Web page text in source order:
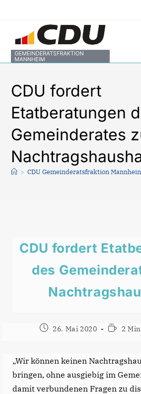
CDU fordert
Etatberatungen
Gemeinderates
> CDU Gemeinderatsfraktion
CDU fordert
des
Beitrag26. Mai 2020 2
„Wir können keinen
bringen, ohne ausgiebig im
damit verbundenen Fragen zu